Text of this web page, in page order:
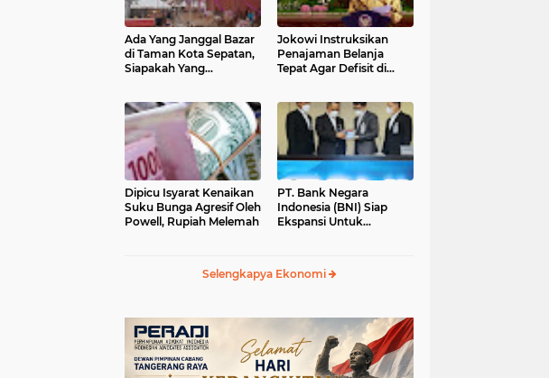
Ada Yang Janggal Bazar
di Taman Kota Sepatan,
Siapakah Yang
Jokowi Instruksikan
Penajaman Belanja
Tepat Agar Defisit di
Dipicu Isyarat Kenaikan
Suku Bunga Agresif Oleh
Powell, Rupiah Melemah
PT. Bank Negara
Indonesia (BNI) Siap
Ekspansi Untuk
Selengkapya Ekonomi